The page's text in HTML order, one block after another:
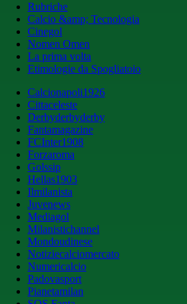
Rubriche
Calcio &amp; Tecnologia
Cinegol
Nomen Omen
La prima volta
Etimologie da Spogliatoio
Calcionapoli1926
Cittaceleste
Derbyderbyderby
Fantamagazine
FCInter1908
Forzaroma
Golssip
Hellas1903
Ilmilanista
Juvenews
Mediagol
Milanistichannel
Mondoudinese
Notiziecalciomercato
Numericalcio
Padovasport
Pianetamilan